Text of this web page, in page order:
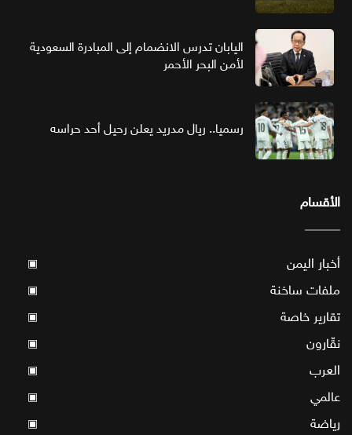
اليابان تدرس الانضمام إلى المبادرة السعودية
لأمن البحر الأحمر
رسميا.. ريال مدريد يعلن رحيل أحد حراسه
الأقسام
أخبار اليمن ▣
ملفات ساخنة ▣
تقارير خاصة ▣
نقّارون ▣
العرب ▣
عالمي ▣
رياضة ▣